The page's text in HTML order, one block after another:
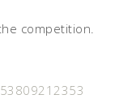
competition.